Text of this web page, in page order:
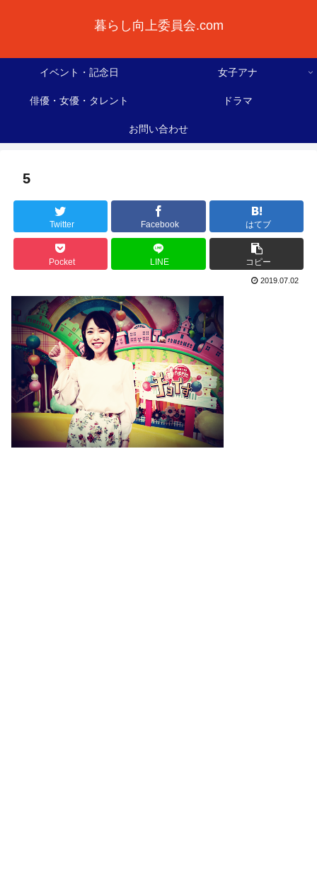
暮らし向上委員会.com
イベント・記念日 女子アナ
俳優・女優・タレント ドラマ
お問い合わせ
5
Twitter Facebook はてブ
Pocket LINE コピー
2019.07.02